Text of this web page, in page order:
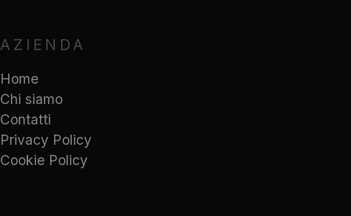
AZIENDA
Home
Chi siamo
Contatti
Privacy Policy
Cookie Policy